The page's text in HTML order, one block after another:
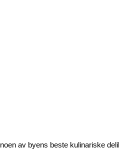
noen av byens beste kulinariske